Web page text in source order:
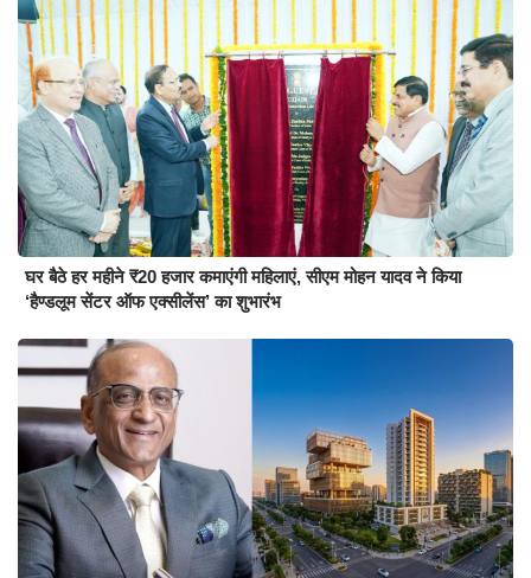
घर बैठे हर महीने ₹20 हजार कमाएंगी महिलाएं, सीएम मोहन यादव ने किया
‘हैण्डलूम सेंटर ऑफ एक्सीलेंस’ का शुभारंभ